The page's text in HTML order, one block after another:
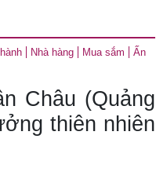
Nhà hàng Mua sắm
Ấn
Châu (Quảng
thiên nhiên